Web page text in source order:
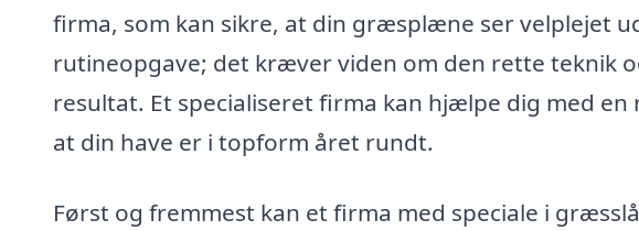
firma, som kan sikre, at din græsplæne ser velplejet
rutineopgave; det kræver viden om den rette teknik
resultat. Et specialiseret firma kan hjælpe dig med
at din have er i topform året rundt.
Først og fremmest kan et firma med speciale i